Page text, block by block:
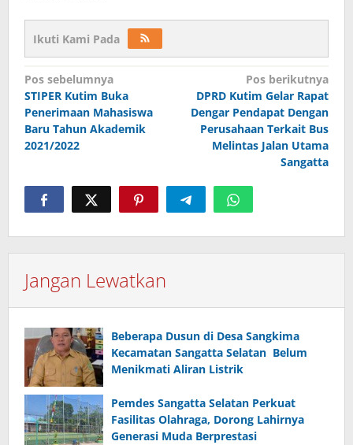
Ikuti Kami Pada
Navigasi
pos
Pos sebelumnya
STIPER Kutim Buka
Penerimaan Mahasiswa
Baru Tahun Akademik
2021/2022
Pos berikutnya
DPRD Kutim Gelar Rapat
Dengar Pendapat Dengan
Perusahaan Terkait Bus
Melintas Jalan Utama
Sangatta
Jangan Lewatkan
Beberapa Dusun di Desa Sangkima
Kecamatan Sangatta Selatan Belum
Menikmati Aliran Listrik
Pemdes Sangatta Selatan Perkuat
Fasilitas Olahraga, Dorong Lahirnya
Generasi Muda Berprestasi